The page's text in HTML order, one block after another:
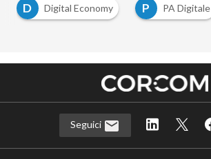
D
Digital Economy P PA Digitale
Seguici